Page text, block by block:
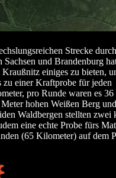
Strecke
und Brandenburg
einiges zu bieten,
einer Kraftprobe für jeden
pro Runde waren es 36
hohen Weißen Berg
Waldbergen stellten zwei
eine echte Probe fürs
(65 Kilometer) auf dem